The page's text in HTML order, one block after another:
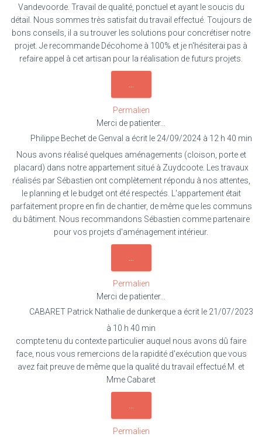
Vandevoorde. Travail de qualité, ponctuel et ayant le soucis du
détail. Nous sommes très satisfait du travail effectué. Toujours de
bons conseils, il a su trouver les solutions pour concrétiser notre
projet. Je recommande Décohome à 100% et je n'hésiterai pas à
refaire appel à cet artisan pour la réalisation de futurs projets.
CETTE
BOÎTE
MÉTA.
Permalien
Merci de patienter...
Philippe Bechet de Genval a écrit le 24/09/2024 à 12 h 40 min
Nous avons réalisé quelques aménagements (cloison, porte et
placard) dans notre appartement situé à Zuydcoote. Les travaux
réalisés par Sébastien ont complètement répondu à nos attentes,
le planning et le budget ont été respectés. L'appartement était
parfaitement propre en fin de chantier, de même que les communs
du bâtiment. Nous recommandons Sébastien comme partenaire
pour vos projets d'aménagement intérieur.
CETTE
BOÎTE
MÉTA.
Permalien
Merci de patienter...
CABARET Patrick Nathalie de dunkerque a écrit le 21/07/2023
à 10 h 40 min
compte tenu du contexte particulier auquel nous avons dû faire
face, nous vous remercions de la rapidité d'exécution que vous
avez fait preuve de même que la qualité du travail effectué.M. et
Mme Cabaret
CETTE
BOÎTE
Permalien